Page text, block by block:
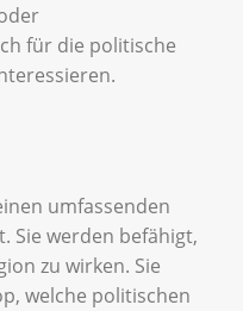
für die politische
umfassenden
Sie werden befähigt,
zu wirken. Sie
welche politischen